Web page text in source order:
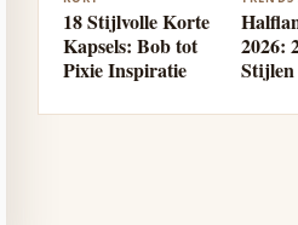
18 Stijlvolle Korte
Kapsels: Bob tot
Pixie Inspiratie
2026:
Stijlen